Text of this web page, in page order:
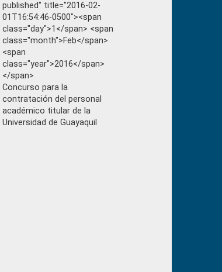
published" title="2016-02-
01T16:54:46-0500"><span
class="day">1</span> <span
class="month">Feb</span>
<span
class="year">2016</span>
</span>
Concurso para la
contratación del personal
académico titular de la
Universidad de Guayaquil